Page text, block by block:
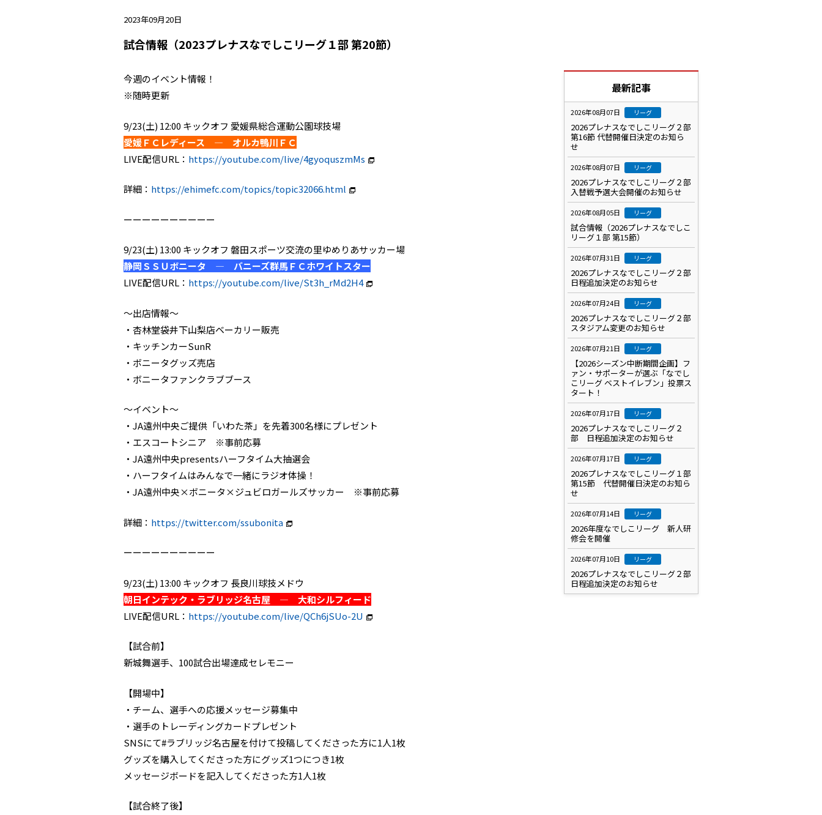
2023年09月20日
試合情報（2023プレナスなでしこリーグ１部 第20節）
今週のイベント情報！
※随時更新
9/23(土) 12:00 キックオフ 愛媛県総合運動公園球技場
愛媛ＦＣレディース ― オルカ鴨川ＦＣ
LIVE配信URL： https://youtube.com/live/4gyoquszmMs
詳細： https://ehimefc.com/topics/topic32066.html
ーーーーーーーーーー
9/23(土) 13:00 キックオフ 磐田スポーツ交流の里ゆめりあサッカー場
静岡ＳＳＵボニータ ― バニーズ群馬ＦＣホワイトスター
LIVE配信URL： https://youtube.com/live/St3h_rMd2H4
～出店情報～
・杏林堂袋井下山梨店ベーカリー販売
・キッチンカーSunR
・ボニータグッズ売店
・ボニータファンクラブブース
～イベント～
・JA遠州中央ご提供「いわた茶」を先着300名様にプレゼント
・エスコートシニア ※事前応募
・JA遠州中央presentsハーフタイム大抽選会
・ハーフタイムはみんなで一緒にラジオ体操！
・JA遠州中央×ボニータ×ジュビロガールズサッカー ※事前応募
詳細： https://twitter.com/ssubonita
ーーーーーーーーーー
9/23(土) 13:00 キックオフ 長良川球技メドウ
朝日インテック・ラブリッジ名古屋 ― 大和シルフィード
LIVE配信URL： https://youtube.com/live/QCh6jSUo-2U
【試合前】
新城舞選手、100試合出場達成セレモニー
【開場中】
・チーム、選手への応援メッセージ募集中
・選手のトレーディングカードプレゼント
SNSにて#ラブリッジ名古屋を付けて投稿してくださった方に1人1枚
グッズを購入してくださった方にグッズ1つにつき1枚
メッセージボードを記入してくださった方1人1枚
【試合終了後】
最新記事
2026年08月07日 リーグ
2026プレナスなでしこリーグ２部
第16節 代替開催日決定のお知ら
せ
2026年08月07日 リーグ
2026プレナスなでしこリーグ２部
入替戦予選大会開催のお知らせ
2026年08月05日 リーグ
試合情報（2026プレナスなでしこ
リーグ１部 第15節）
2026年07月31日 リーグ
2026プレナスなでしこリーグ２部
日程追加決定のお知らせ
2026年07月24日 リーグ
2026プレナスなでしこリーグ２部
スタジアム変更のお知らせ
2026年07月21日 リーグ
【2026シーズン中断期間企画】フ
ァン・サポーターが選ぶ「なでし
こリーグ ベストイレブン」投票ス
タート！
2026年07月17日 リーグ
2026プレナスなでしこリーグ２
部 日程追加決定のお知らせ
2026年07月17日 リーグ
2026プレナスなでしこリーグ１部
第15節 代替開催日決定のお知ら
せ
2026年07月14日 リーグ
2026年度なでしこリーグ 新人研
修会を開催
2026年07月10日 リーグ
2026プレナスなでしこリーグ２部
日程追加決定のお知らせ